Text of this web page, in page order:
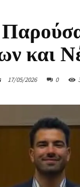
και
17/05/2026 0